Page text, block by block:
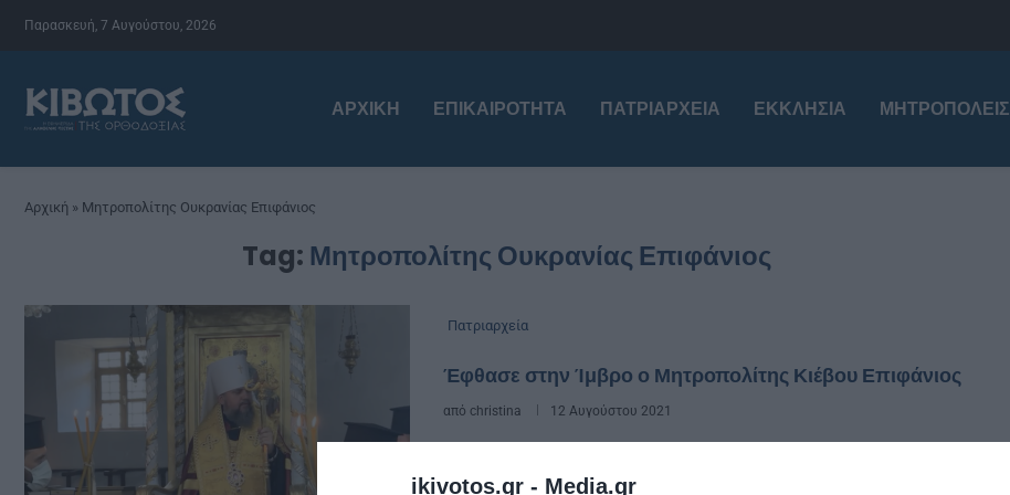
ikivotos.gr - Media.gr
Παρασκευή, 7 Αυγούστου, 2026
ΑΡΧΙΚΉ ΕΠΙΚΑΙΡΌΤΗΤΑ ΠΑΤΡΙΑΡΧΕΊΑ ΕΚΚΛΗΣΊΑ ΜΗΤΡΟΠΌΛΕΙΣ
Αρχική » Μητροπολίτης Ουκρανίας Επιφάνιος
Tag: Μητροπολίτης Ουκρανίας Επιφάνιος
Πατριαρχεία
Έφθασε στην Ίμβρο ο Μητροπολίτης Κιέβου Επιφάνιος
από christina 12 Αυγούστου 2021